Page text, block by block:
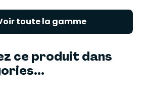
toute la gamme
ce produit dans